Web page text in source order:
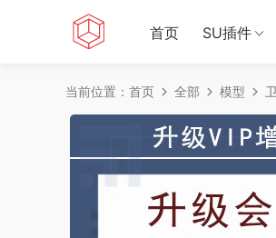
首页 SU插件
当前位置： 首页 全部 模型